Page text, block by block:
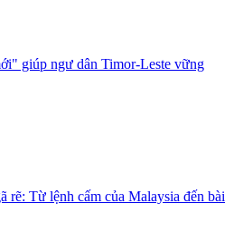
giúp ngư dân Timor-Leste vững
rẽ: Từ lệnh cấm của Malaysia đến bài